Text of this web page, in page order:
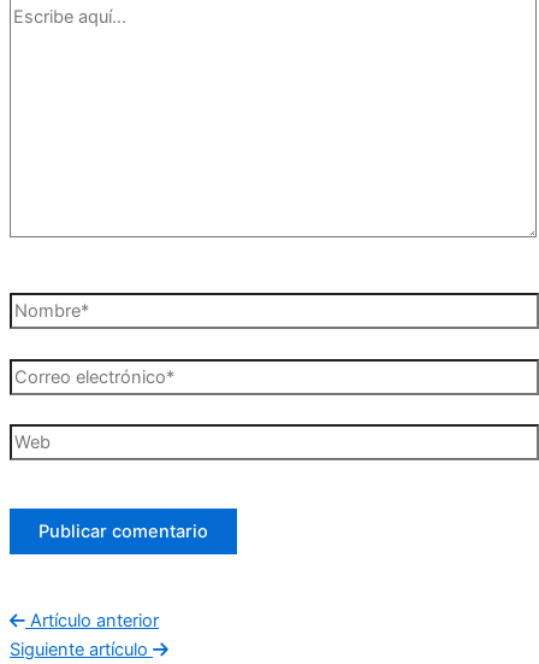
Escribe
Nombre*
Correo
electrónico*
Web
Artículo anterior
Siguiente artículo